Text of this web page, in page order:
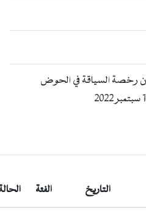
رخصة السياقة في الحوض
التاريخ الفئة الحالة